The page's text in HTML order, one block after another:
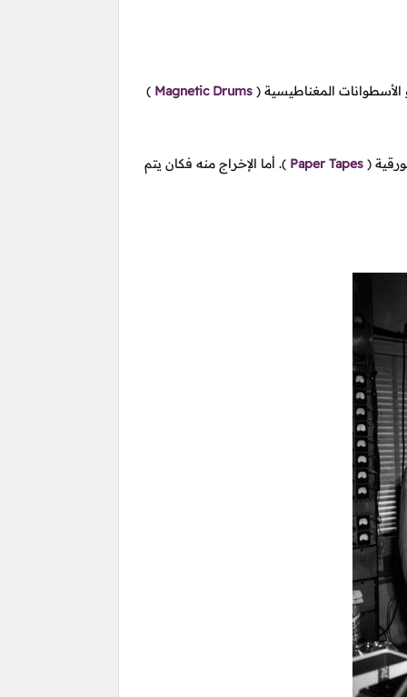
الأسطوانات المغناطيسية (
Magnetic Drums
)
(
Paper Tapes
). أما الإخراج منه فكان يتم